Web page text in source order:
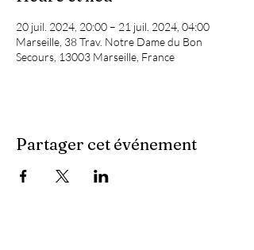
20 juil. 2024, 20:00 – 21 juil. 2024, 04:00
Marseille, 38 Trav. Notre Dame du Bon
Secours, 13003 Marseille, France
Partager cet événement